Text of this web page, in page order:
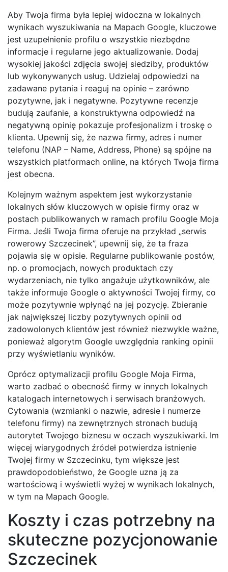
Aby Twoja firma była lepiej widoczna w lokalnych
wynikach wyszukiwania na Mapach Google, kluczowe
jest uzupełnienie profilu o wszystkie niezbędne
informacje i regularne jego aktualizowanie. Dodaj
wysokiej jakości zdjęcia swojej siedziby, produktów
lub wykonywanych usług. Udzielaj odpowiedzi na
zadawane pytania i reaguj na opinie – zarówno
pozytywne, jak i negatywne. Pozytywne recenzje
budują zaufanie, a konstruktywna odpowiedź na
negatywną opinię pokazuje profesjonalizm i troskę o
klienta. Upewnij się, że nazwa firmy, adres i numer
telefonu (NAP – Name, Address, Phone) są spójne na
wszystkich platformach online, na których Twoja firma
jest obecna.
Kolejnym ważnym aspektem jest wykorzystanie
lokalnych słów kluczowych w opisie firmy oraz w
postach publikowanych w ramach profilu Google Moja
Firma. Jeśli Twoja firma oferuje na przykład „serwis
rowerowy Szczecinek”, upewnij się, że ta fraza
pojawia się w opisie. Regularne publikowanie postów,
np. o promocjach, nowych produktach czy
wydarzeniach, nie tylko angażuje użytkowników, ale
także informuje Google o aktywności Twojej firmy, co
może pozytywnie wpłynąć na jej pozycję. Zbieranie
jak największej liczby pozytywnych opinii od
zadowolonych klientów jest również niezwykle ważne,
ponieważ algorytm Google uwzględnia ranking opinii
przy wyświetlaniu wyników.
Oprócz optymalizacji profilu Google Moja Firma,
warto zadbać o obecność firmy w innych lokalnych
katalogach internetowych i serwisach branżowych.
Cytowania (wzmianki o nazwie, adresie i numerze
telefonu firmy) na zewnętrznych stronach budują
autorytet Twojego biznesu w oczach wyszukiwarki. Im
więcej wiarygodnych źródeł potwierdza istnienie
Twojej firmy w Szczecinku, tym większe jest
prawdopodobieństwo, że Google uzna ją za
wartościową i wyświetli wyżej w wynikach lokalnych,
w tym na Mapach Google.
Koszty i czas potrzebny na
skuteczne pozycjonowanie
Szczecinek